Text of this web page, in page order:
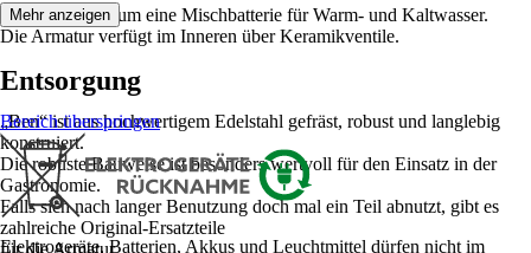
Es handelt sich um eine Mischbatterie für Warm- und Kaltwasser.
Die Armatur verfügt im Inneren über Keramikventile.
„Ben“ ist aus hochwertigem Edelstahl gefräst, robust und langlebig
konstruiert.
Die robuste Bauweise ist besonders wertvoll für den Einsatz in der
Gastronomie.
Falls sich nach langer Benutzung doch mal ein Teil abnutzt, gibt es
zahlreiche Original-Ersatzteile
für die Armatur.
Mehr anzeigen
Entsorgung
Bereich überspringen
Elektrogeräte, Batterien, Akkus und Leuchtmittel dürfen nicht im